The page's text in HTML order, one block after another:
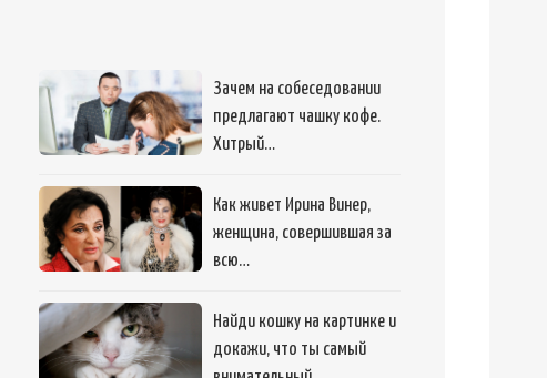
Зачем на собеседовании
предлагают чашку кофе.
Хитрый…
Как живет Ирина Винер,
женщина, совершившая за
всю…
Найди кошку на картинке и
докажи, что ты самый